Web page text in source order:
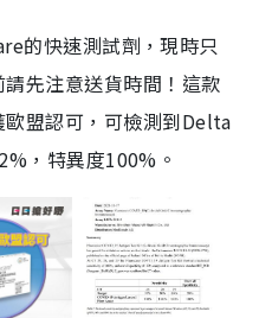
的快速測試劑，現時只
先注意送貨時間！這款
盟認可，可檢測到Delta
，特異度100%。